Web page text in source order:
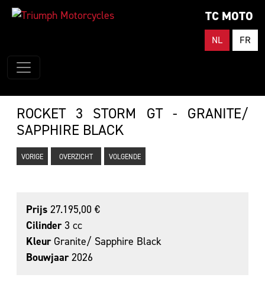
TC MOTO
NL FR
ROCKET 3 STORM GT - GRANITE/
SAPPHIRE BLACK
VORIGE OVERZICHT VOLGENDE
Prijs 27.195,00 €
Cilinder3 cc
KleurGranite/ Sapphire Black
Bouwjaar2026